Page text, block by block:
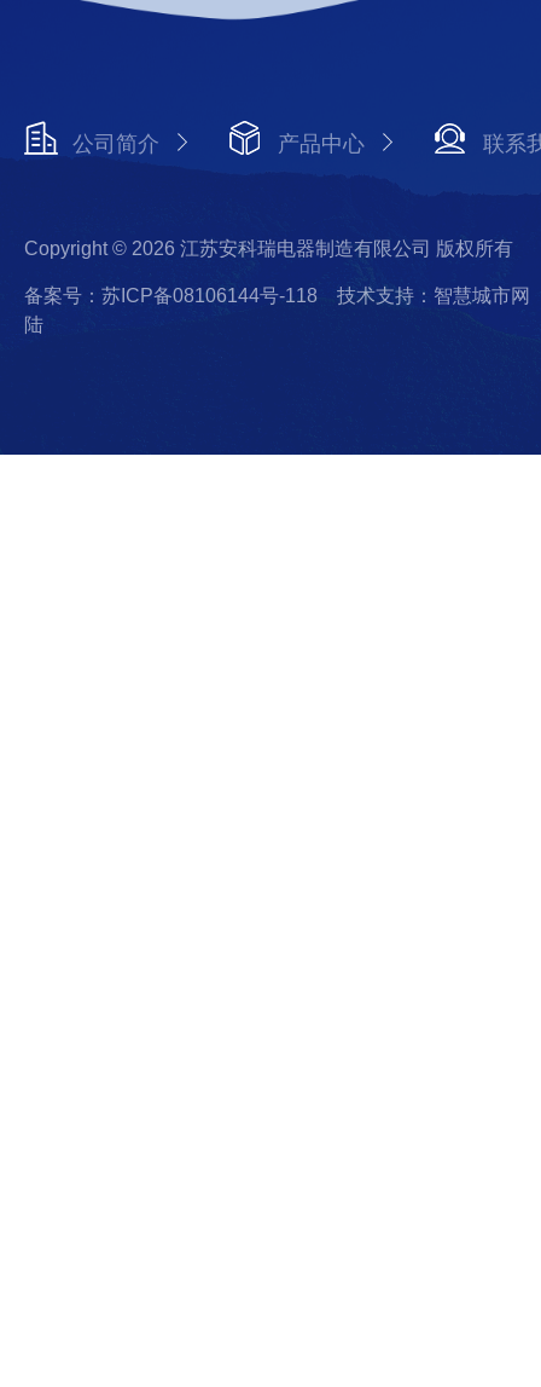
公司简介 产品中心 联系
Copyright © 2026 江苏安科瑞电器制造有限公司 版权所有
备案号：苏ICP备08106144号-118
技术支持：智慧城市网
陆